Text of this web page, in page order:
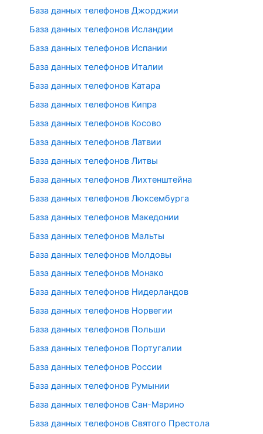
База данных телефонов Джорджии
База данных телефонов Исландии
База данных телефонов Испании
База данных телефонов Италии
База данных телефонов Катара
База данных телефонов Кипра
База данных телефонов Косово
База данных телефонов Латвии
База данных телефонов Литвы
База данных телефонов Лихтенштейна
База данных телефонов Люксембурга
База данных телефонов Македонии
База данных телефонов Мальты
База данных телефонов Молдовы
База данных телефонов Монако
База данных телефонов Нидерландов
База данных телефонов Норвегии
База данных телефонов Польши
База данных телефонов Португалии
База данных телефонов России
База данных телефонов Румынии
База данных телефонов Сан-Марино
База данных телефонов Святого Престола